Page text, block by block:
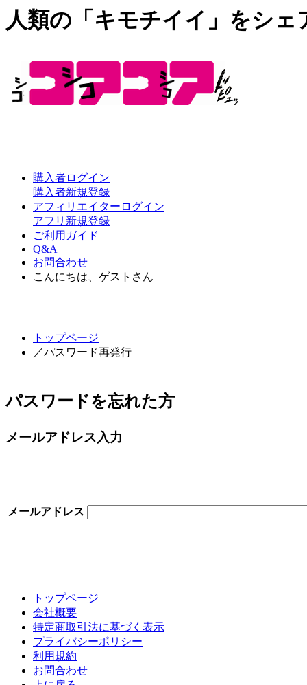
人類の「キモチイイ」をシェ
購入者ログイン
購入者新規登録
アフィリエイターログイン
アフリ新規登録
ご利用ガイド
Q&A
お問合わせ
こんにちは、ゲストさん
トップページ
／パスワード再発行
パスワードを忘れた方
メールアドレス入力
メールアドレス
トップページ
会社概要
特定商取引法に基づく表示
プライバシーポリシー
利用規約
お問合わせ